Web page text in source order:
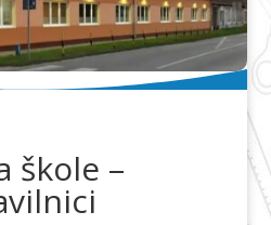
škole –